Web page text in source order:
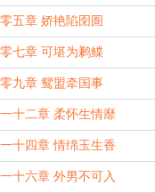
五章 娇艳陷囹圄
七章 可堪为鹣鲽
九章 鸳盟牵国事
十二章 柔怀生情靡
十四章 情绵玉生香
十六章 外男不可入